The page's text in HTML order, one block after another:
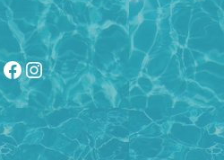
Facebook
Instagram